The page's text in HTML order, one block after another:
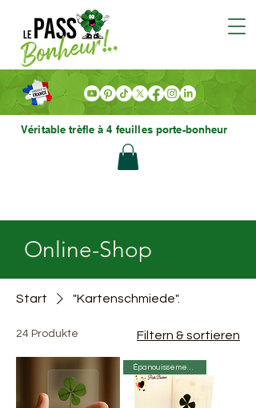
Véritable trèfle à 4 feuilles porte-bonheur
Online-Shop
Start "Kartenschmiede".
24 Produkte Filtern & sortieren
Épanouissement 🌸